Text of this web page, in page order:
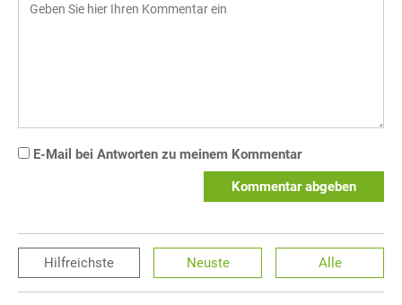
E-Mail bei Antworten zu meinem Kommentar
Kommentar abgeben
Hilfreichste Neuste Alle